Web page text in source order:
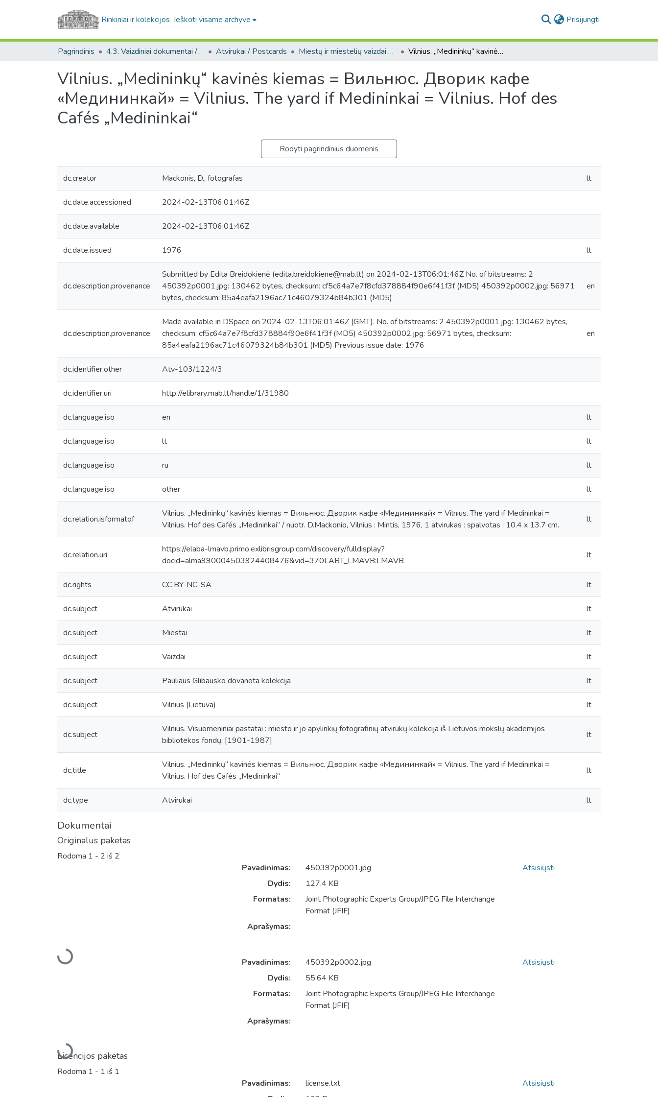
Rinkiniai ir kolekcijos Ieškoti visame archyve Prisijungti
Pagrindinis 4.3. Vaizdiniai dokumentai / Visual documents Atvirukai / Postcards Miestų ir miestelių vaizdai atvirukuose / Postcard views of cities and towns Vilnius. „Medininkų“ kavinės kiemas = Вильнюс. Дворик кафе «Медининкай» = Vilnius. The yard if Medininkai = Vilnius. Hof des Cafés „Medininkai“
Vilnius. „Medininkų“ kavinės kiemas = Вильнюс. Дворик кафе
«Медининкай» = Vilnius. The yard if Medininkai = Vilnius. Hof des
Cafés „Medininkai“
Rodyti pagrindinius duomenis
dc.creator Mackonis, D., fotografas lt
dc.date.accessioned 2024-02-13T06:01:46Z
dc.date.available 2024-02-13T06:01:46Z
dc.date.issued 1976 lt
dc.description.provenance
Submitted by Edita Breidokienė (edita.breidokiene@mab.lt) on 2024-02-13T06:01:46Z No. of bitstreams: 2
450392p0001.jpg: 130462 bytes, checksum: cf5c64a7e7f8cfd378884f90e6f41f3f (MD5) 450392p0002.jpg: 56971
bytes, checksum: 85a4eafa2196ac71c46079324b84b301 (MD5)
en
dc.description.provenance
Made available in DSpace on 2024-02-13T06:01:46Z (GMT). No. of bitstreams: 2 450392p0001.jpg: 130462 bytes,
checksum: cf5c64a7e7f8cfd378884f90e6f41f3f (MD5) 450392p0002.jpg: 56971 bytes, checksum:
85a4eafa2196ac71c46079324b84b301 (MD5) Previous issue date: 1976
en
dc.identifier.other Atv-103/1224/3
dc.identifier.uri http://elibrary.mab.lt/handle/1/31980
dc.language.iso en lt
dc.language.iso lt lt
dc.language.iso ru lt
dc.language.iso other lt
dc.relation.isformatof
Vilnius. „Medininkų“ kavinės kiemas = Вильнюс. Дворик кафе «Медининкай» = Vilnius. The yard if Medininkai =
Vilnius. Hof des Cafés „Medininkai“ / nuotr. D.Mackonio, Vilnius : Mintis, 1976, 1 atvirukas : spalvotas ; 10.4 x 13.7 cm.
lt
dc.relation.uri
https://elaba-lmavb.primo.exlibrisgroup.com/discovery/fulldisplay?
docid=alma990004503924408476&vid=370LABT_LMAVB:LMAVB
lt
dc.rights CC BY-NC-SA lt
dc.subject Atvirukai lt
dc.subject Miestai lt
dc.subject Vaizdai lt
dc.subject Pauliaus Glibausko dovanota kolekcija lt
dc.subject Vilnius (Lietuva) lt
dc.subject
Vilnius. Visuomeniniai pastatai : miesto ir jo apylinkių fotografinių atvirukų kolekcija iš Lietuvos mokslų akademijos
bibliotekos fondų, [1901-1987]
lt
dc.title
Vilnius. „Medininkų“ kavinės kiemas = Вильнюс. Дворик кафе «Медининкай» = Vilnius. The yard if Medininkai =
Vilnius. Hof des Cafés „Medininkai“
lt
dc.type Atvirukai lt
Dokumentai
Originalus paketas
Rodoma 1 - 2 iš 2
Įkeliama...
Pavadinimas:
450392p0001.jpg
Dydis:
127.4 KB
Formatas:
Joint Photographic Experts Group/JPEG File Interchange
Format (JFIF)
Aprašymas:
Atsisiųsti
Įkeliama...
Pavadinimas:
450392p0002.jpg
Dydis:
55.64 KB
Formatas:
Joint Photographic Experts Group/JPEG File Interchange
Format (JFIF)
Aprašymas:
Atsisiųsti
Licencijos paketas
Rodoma 1 - 1 iš 1
Pavadinimas:
license.txt
Atsisiųsti